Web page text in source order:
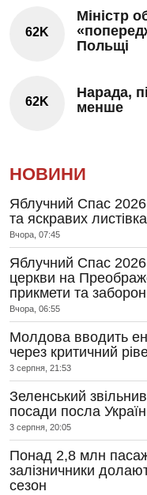
62K
Міністр
Польщі
62K
Нарада,
менше
НОВИНИ
Яблучний Спас
та яскравих
Вчора, 07:45
Яблучний Спас
церкви на
прикмети та
Вчора, 06:55
Молдова вводить
через критичний
3 серпня, 21:53
Зеленський
посади посла
3 серпня, 20:05
Понад 2,8 млн
залізничники
сезон